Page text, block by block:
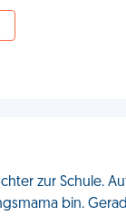
zur Schule.
bin.